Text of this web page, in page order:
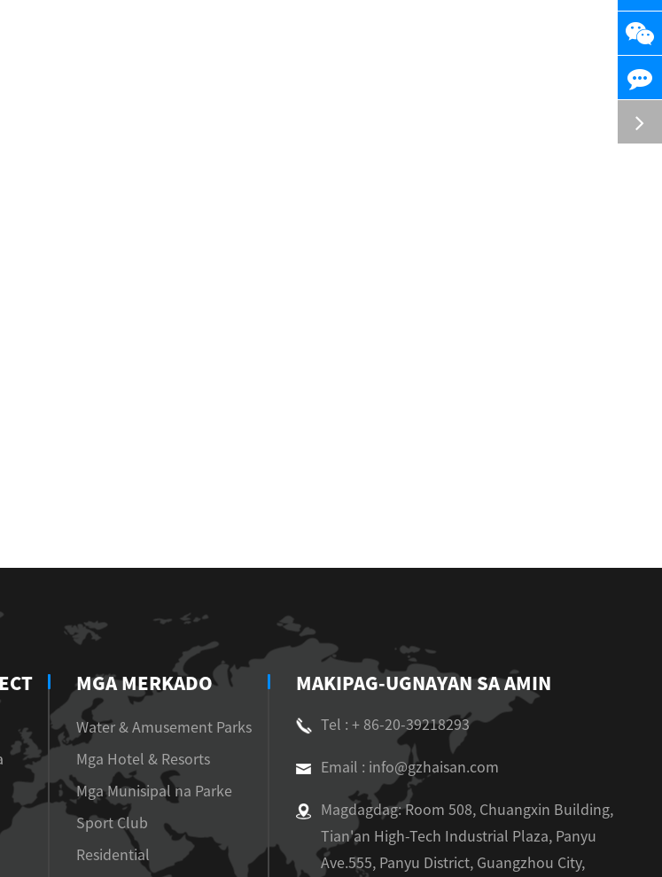
MGA MERKADO
Water & Amusement Parks
Mga Hotel & Resorts
Mga Munisipal na Parke
Sport Club
Residential
MAKIPAG-UGNAYAN SA AMIN
Tel : + 86-20-39218293
Email : info@gzhaisan.com
Magdagdag: Room 508, Chuangxin Building,
Tian'an High-Tech Industrial Plaza, Panyu
Ave.555, Panyu District, Guangzhou City,